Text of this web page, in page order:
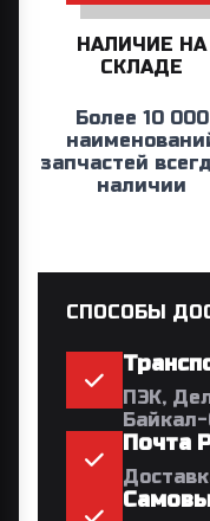
НАЛИЧИЕ НА
СКЛАДЕ
Более 10 000
запчастей
наличии
СПОСОБЫ
ПЭК,
Почта